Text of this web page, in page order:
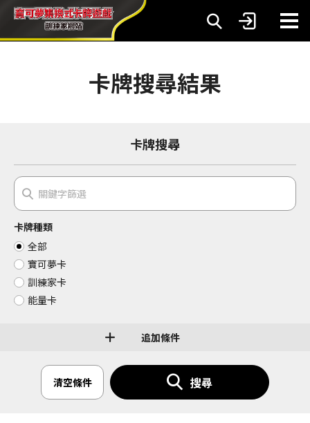
卡牌搜尋結果
卡牌搜尋
卡牌種類
全部
寶可夢卡
訓練家卡
能量卡
追加條件
清空條件 搜尋